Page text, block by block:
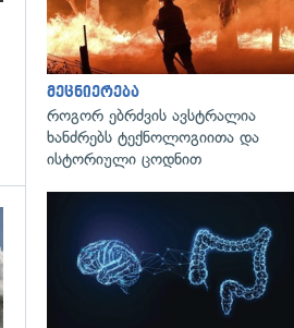
მეცნიერება
როგორ ებრძვის ავსტრალია
ხანძრებს ტექნოლოგიითა და
ისტორიული ცოდნით